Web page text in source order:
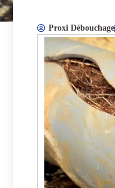
Proxi Débouchage